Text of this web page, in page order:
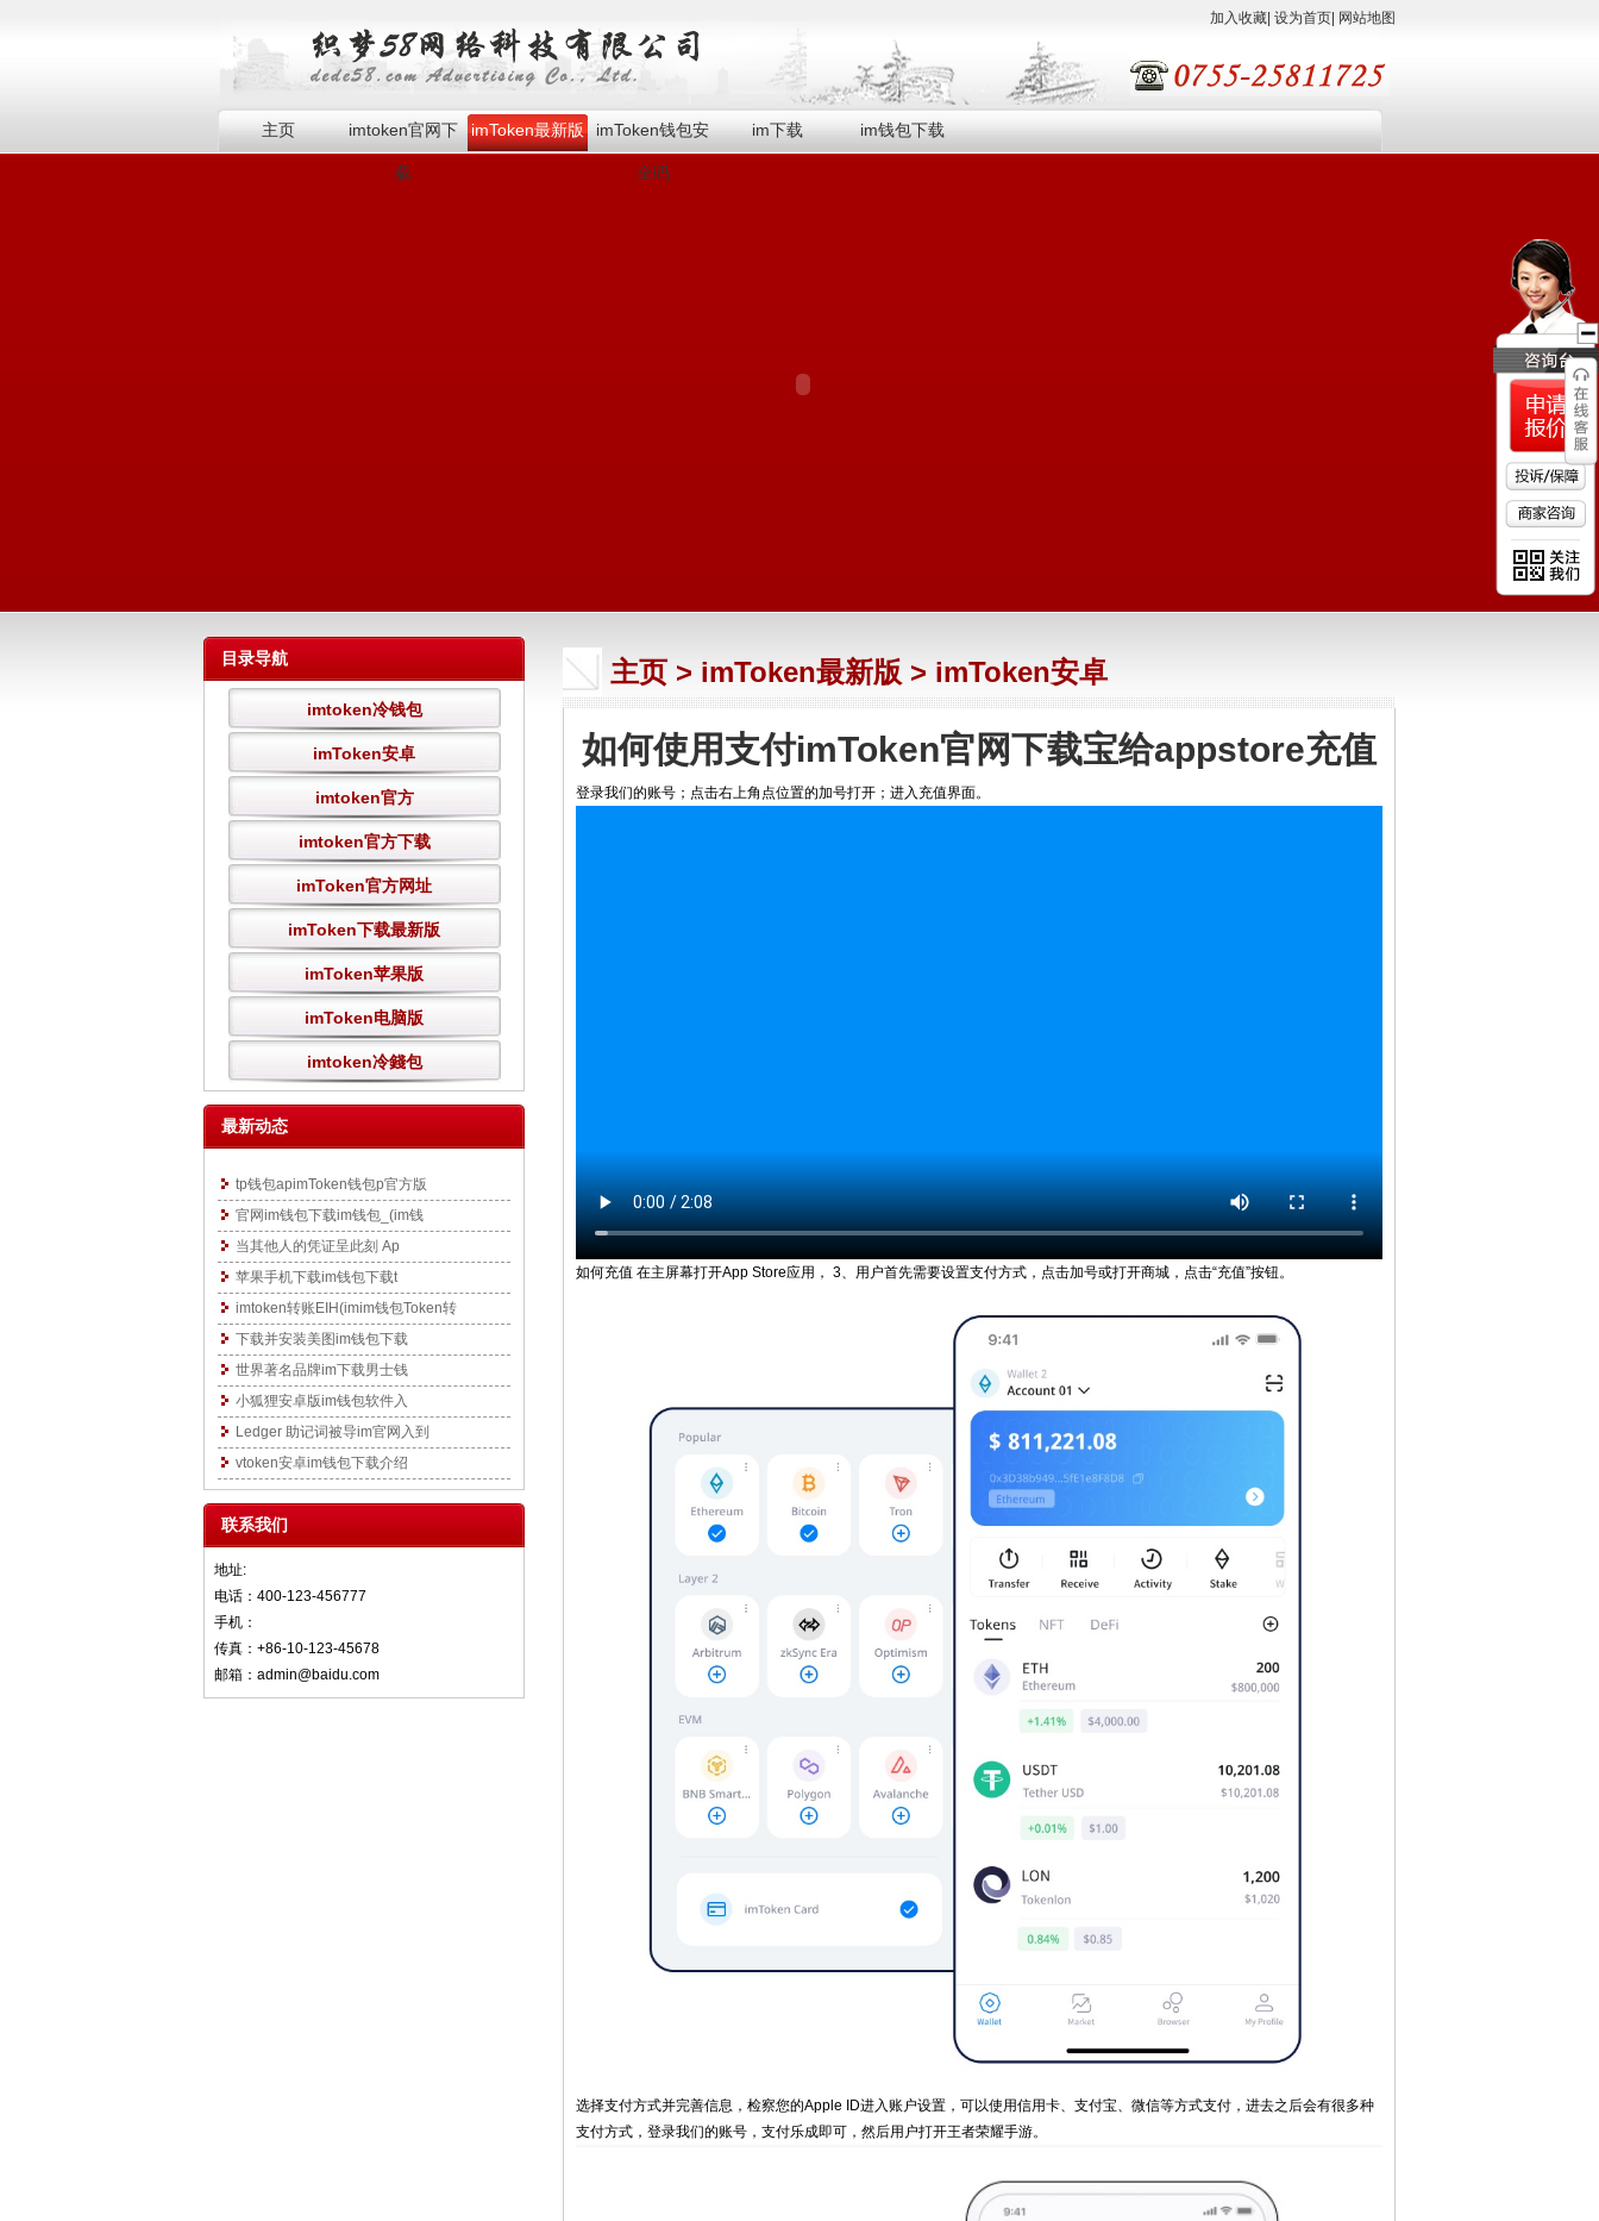
加入收藏 设为首页 网站地图
主页 imtoken官网下
载
imToken最新版 imToken钱包安
全吗
im下载 im钱包下载
目录导航
imtoken冷钱包
imToken安卓
imtoken官方
imtoken官方下载
imToken官方网址
imToken下载最新版
imToken苹果版
imToken电脑版
imtoken冷錢包
最新动态
tp钱包apimToken钱包p官方版
官网im钱包下载im钱包_(im钱
当其他人的凭证呈此刻 Ap
苹果手机下载im钱包下载t
imtoken转账EIH(imim钱包Token转
下载并安装美图im钱包下载
世界著名品牌im下载男士钱
小狐狸安卓版im钱包软件入
Ledger 助记词被导im官网入到
vtoken安卓im钱包下载介绍
联系我们
地址:
电话：400-123-456777
手机：
传真：+86-10-123-45678
邮箱：admin@baidu.com
主页 > imToken最新版 > imToken安卓
如何使用支付imToken官网下载宝给appstore充值
登录我们的账号；点击右上角点位置的加号打开；进入充值界面。
如何充值 在主屏幕打开App Store应用， 3、用户首先需要设置支付方式，点击加号或打开商城，点击“充值”按钮。
选择支付方式并完善信息，检察您的Apple ID进入账户设置，可以使用信用卡、支付宝、微信等方式支付，进去之后会有很多种
支付方式，登录我们的账号，支付乐成即可，然后用户打开王者荣耀手游。